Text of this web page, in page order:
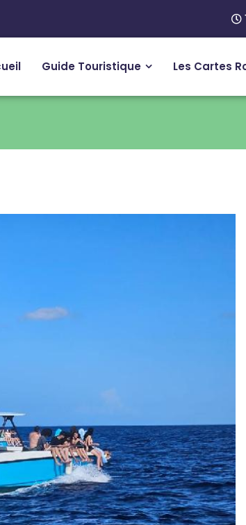
Guide Touristique Les Cartes